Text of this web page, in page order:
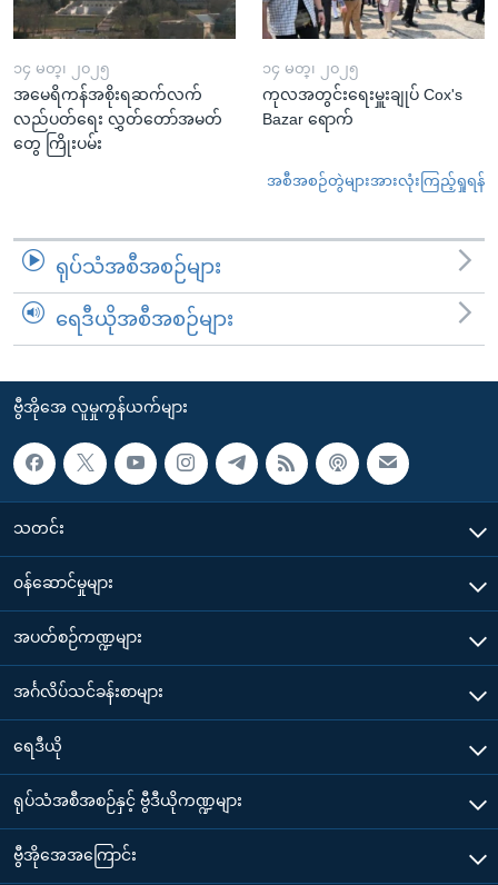
၁၄ မတ္၊ ၂၀၂၅
အမေရိကန်အစိုးရဆက်လက်
လည်ပတ်ရေး လွှတ်တော်အမတ်
တွေ ကြိုးပမ်း
၁၄ မတ္၊ ၂၀၂၅
ကုလအတွင်းရေးမှူးချုပ် Cox's
Bazar ရောက်
အစီအစဉ်တွဲများအားလုံးကြည့်ရှုရန်
ရုပ်သံအစီအစဉ်များ
ရေဒီယိုအစီအစဉ်များ
ဗွီအိုအေ လူမှုကွန်ယက်များ
သတင်း
၀န်ဆောင်မှုများ
အပတ်စဉ်ကဏ္ဍများ
အင်္ဂလိပ်သင်ခန်းစာများ
ရေဒီယို
ရုပ်သံအစီအစဉ်နှင့် ဗွီဒီယိုကဏ္ဍများ
ဗွီအိုအေအကြောင်း